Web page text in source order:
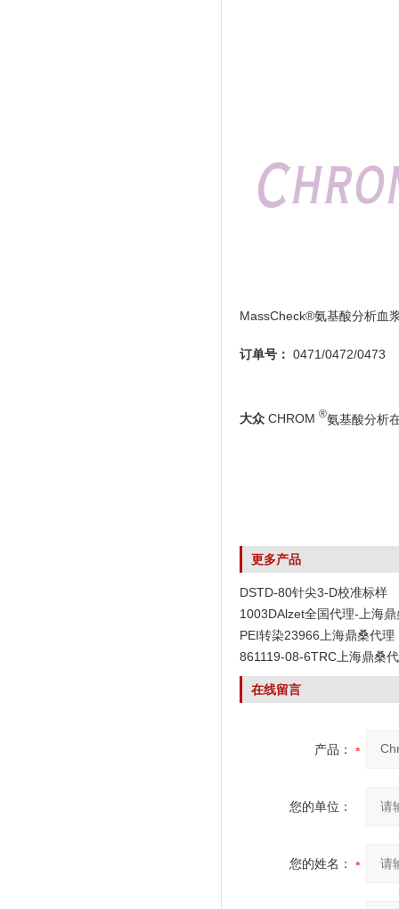
MassCheck®氨基酸分析血
订单号： 0471/0472/0473
大众 CHROM ®氨基酸分析
更多产品
DSTD-80针尖3-D校准标样
1003DAlzet全国代理-上海鼎
PEI转染23966上海鼎桑代理
861119-08-6TRC上海鼎桑
在线留言
产品：
您的单位：
您的姓名：